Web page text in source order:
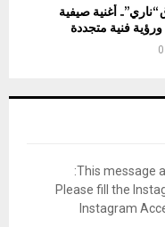
أغنية صيفية
فنية متجددة
0
This message
Please fill the
Instagram